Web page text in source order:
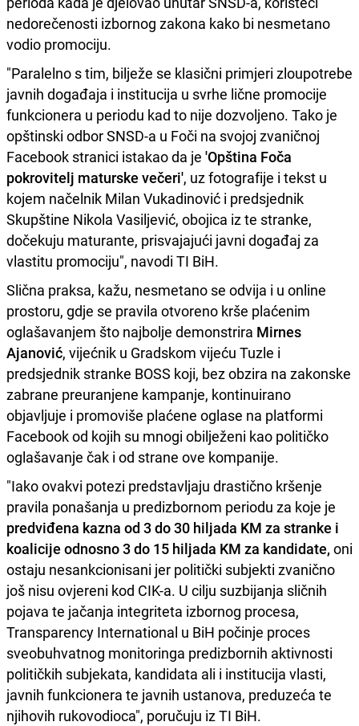
nedorečenosti izbornog zakona kako bi nesmetano
vodio promociju.
"Paralelno s tim, bilježe se klasični primjeri zloupotrebe
javnih događaja i institucija u svrhe lične promocije
funkcionera u periodu kad to nije dozvoljeno. Tako je
opštinski odbor SNSD-a u Foči na svojoj zvaničnoj
Facebook stranici istakao da je 'Opština Foča
pokrovitelj maturske večeri', uz fotografije i tekst u
kojem načelnik Milan Vukadinović i predsjednik
Skupštine Nikola Vasiljević, obojica iz te stranke,
dočekuju maturante, prisvajajući javni događaj za
vlastitu promociju", navodi TI BiH.
Slična praksa, kažu, nesmetano se odvija i u online
prostoru, gdje se pravila otvoreno krše plaćenim
oglašavanjem što najbolje demonstrira Mirnes
Ajanović, vijećnik u Gradskom vijeću Tuzle i
predsjednik stranke BOSS koji, bez obzira na zakonske
zabrane preuranjene kampanje, kontinuirano
objavljuje i promoviše plaćene oglase na platformi
Facebook od kojih su mnogi obilježeni kao političko
oglašavanje čak i od strane ove kompanije.
"Iako ovakvi potezi predstavljaju drastično kršenje
pravila ponašanja u predizbornom periodu za koje je
predviđena kazna od 3 do 30 hiljada KM za stranke i
koalicije odnosno 3 do 15 hiljada KM za kandidate, oni
ostaju nesankcionisani jer politički subjekti zvanično
još nisu ovjereni kod CIK-a. U cilju suzbijanja sličnih
pojava te jačanja integriteta izbornog procesa,
Transparency International u BiH počinje proces
sveobuhvatnog monitoringa predizbornih aktivnosti
političkih subjekata, kandidata ali i institucija vlasti,
javnih funkcionera te javnih ustanova, preduzeća te
njihovih rukovodioca", poručuju iz TI BiH.